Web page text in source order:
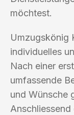
möchtest.
Umzugskönig
individuelles
Nach einer
umfassende
und Wünsche